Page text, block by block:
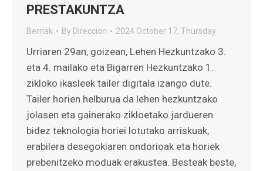
PRESTAKUNTZA
Berriak By Direccion 2024 October 17, Thursday
Urriaren 29an, goizean, Lehen Hezkuntzako 3.
eta 4. mailako eta Bigarren Hezkuntzako 1.
zikloko ikasleek tailer digitala izango dute.
Tailer horien helburua da lehen hezkuntzako
jolasen eta gainerako zikloetako jardueren
bidez teknologia horiei lotutako arriskuak,
erabilera desegokiaren ondorioak eta horiek
prebenitzeko moduak erakustea. Besteak beste,